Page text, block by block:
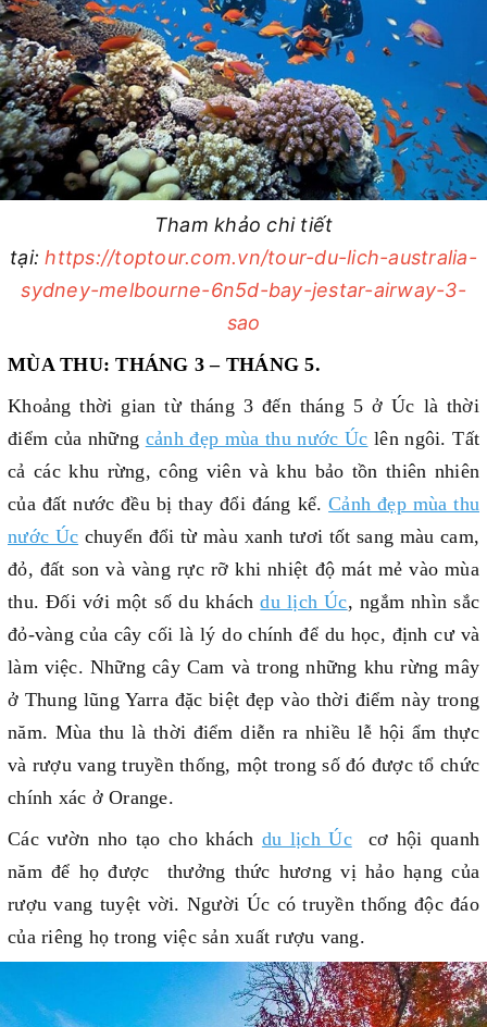
Tham khảo chi tiết
tại:https://toptour.com.vn/tour-du-lich-australia-
sydney-melbourne-6n5d-bay-jestar-airway-3-
sao
MÙA THU: THÁNG 3 – THÁNG 5.
Khoảng thời gian từ tháng 3 đến tháng 5 ở Úc là thời
điểm của những cảnh đẹp mùa thu nước Úc lên ngôi. Tất
cả các khu rừng, công viên và khu bảo tồn thiên nhiên
của đất nước đều bị thay đổi đáng kể.Cảnh đẹp mùa thu
nước Úc chuyển đổi từ màu xanh tươi tốt sang màu cam,
đỏ, đất son và vàng rực rỡ khi nhiệt độ mát mẻ vào mùa
thu. Đối với một số du kháchdu lịch Úc, ngắm nhìn sắc
đỏ-vàng của cây cối là lý do chính để du học, định cư và
làm việc. Những cây Cam và trong những khu rừng mây
ở Thung lũng Yarra đặc biệt đẹp vào thời điểm này trong
năm. Mùa thu là thời điểm diễn ra nhiều lễ hội ẩm thực
và rượu vang truyền thống, một trong số đó được tổ chức
chính xác ở Orange.
Các vườn nho tạo cho khách du lịch Úccơ hội quanh
năm để họ được thưởng thức hương vị hảo hạng của
rượu vang tuyệt vời. Người Úc có truyền thống độc đáo
của riêng họ trong việc sản xuất rượu vang.